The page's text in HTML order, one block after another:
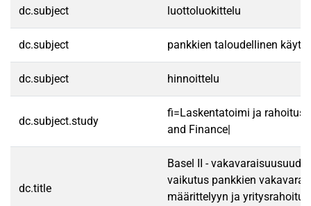
dc.subject luottoluokittelu
dc.subject pankkien taloudellinen
dc.subject hinnoittelu
dc.subject.study
fi=Laskentatoimi ja
and Finance|
dc.title
Basel II -
vaikutus pankkien
määrittelyyn ja